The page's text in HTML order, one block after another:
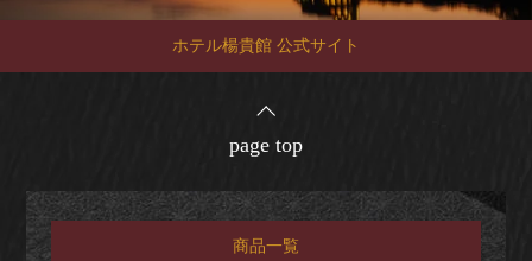
ホテル楊貴館 公式サイト
page top
商品一覧